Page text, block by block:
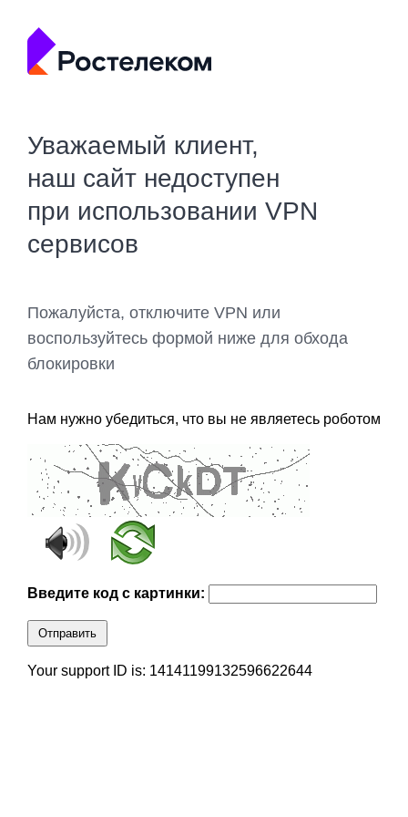
Уважаемый клиент,
наш сайт недоступен
при использовании VPN
сервисов
Пожалуйста, отключите VPN или
воспользуйтесь формой ниже для обхода
блокировки
Нам нужно убедиться, что вы не являетесь роботом
Введите код с картинки:
Отправить
Your support ID is: 14141199132596622644